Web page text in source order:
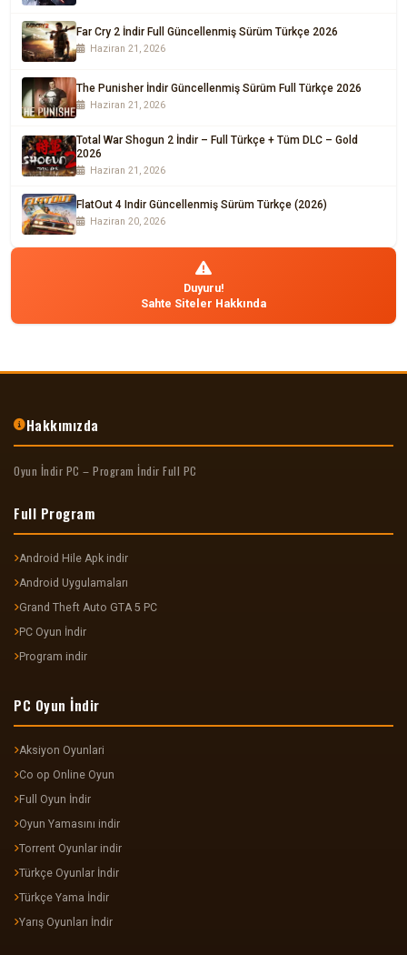
Far Cry 2 İndir Full Güncellenmiş Sürüm Türkçe 2026
Haziran 21, 2026
The Punisher İndir Güncellenmiş Sürüm Full Türkçe 2026
Haziran 21, 2026
Total War Shogun 2 İndir – Full Türkçe + Tüm DLC – Gold
2026
Haziran 21, 2026
FlatOut 4 Indir Güncellenmiş Sürüm Türkçe (2026)
Haziran 20, 2026
Duyuru!
Sahte Siteler Hakkında
Hakkımızda
Oyun İndir PC – Program İndir Full PC
Full Program
Android Hile Apk indir
Android Uygulamaları
Grand Theft Auto GTA 5 PC
PC Oyun İndir
Program indir
PC Oyun İndir
Aksiyon Oyunlari
Co op Online Oyun
Full Oyun İndir
Oyun Yamasını indir
Torrent Oyunlar indir
Türkçe Oyunlar İndir
Türkçe Yama İndir
Yarış Oyunları İndir